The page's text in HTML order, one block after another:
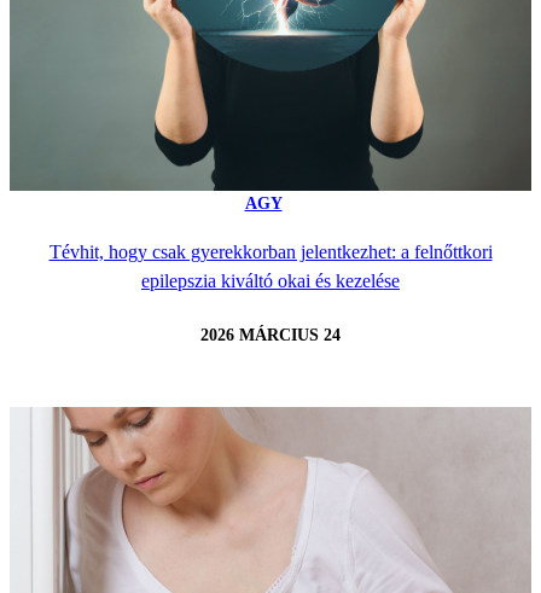
AGY
Tévhit, hogy csak gyerekkorban jelentkezhet: a felnőttkori
epilepszia kiváltó okai és kezelése
2026 MÁRCIUS 24